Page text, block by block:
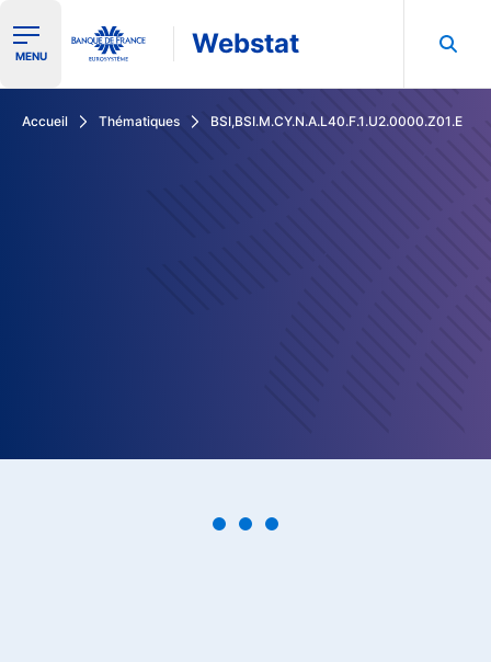
Ouvrir le menu de navigation
MENU Webstat
Accueil Thématiques BSI,BSI.M.CY.N.A.L40.F.1.U2.0000.Z01.E